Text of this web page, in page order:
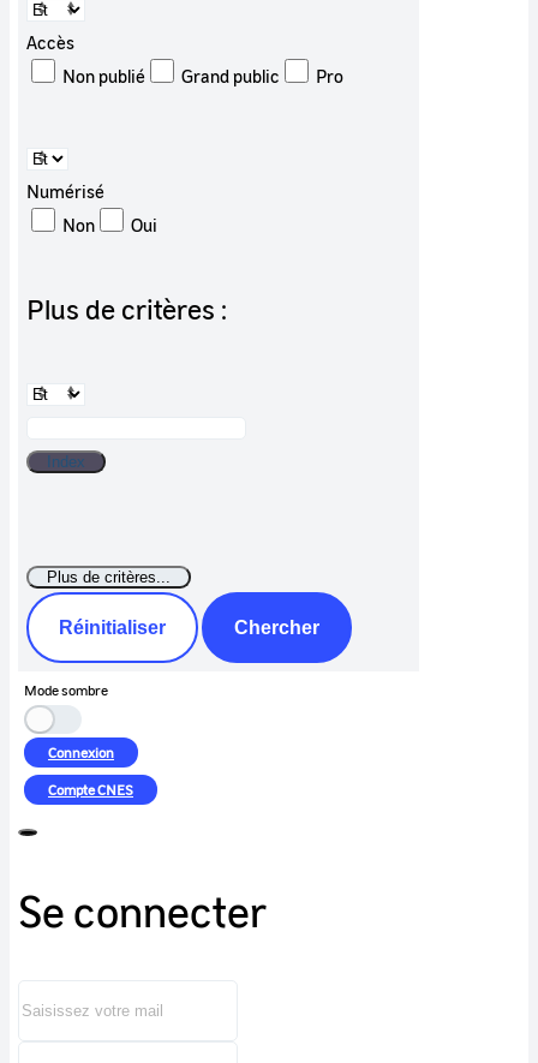
Accès
Non publié
Grand public Pro
Numérisé
Non
Oui
Plus de critères :
Réinitialiser Chercher
Mode sombre
Connexion
CompteCNES
Se connecter